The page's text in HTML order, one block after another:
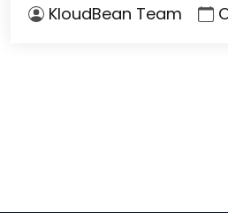
KloudBean Team